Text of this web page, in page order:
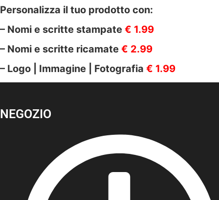
Personalizza il tuo prodotto con:
– Nomi e scritte stampate € 1.99
– Nomi e scritte ricamate € 2.99
– Logo | Immagine | Fotografia € 1.99
NEGOZIO